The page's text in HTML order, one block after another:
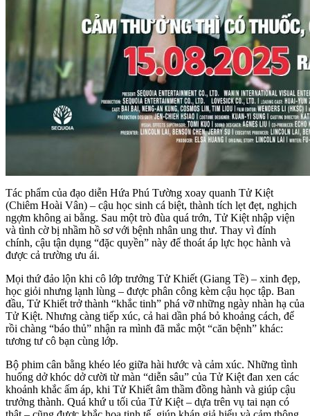
Tác phẩm của đạo diễn Hứa Phú Tường xoay quanh Tử Kiệt
(Chiêm Hoài Vân) – cậu học sinh cá biệt, thành tích lẹt đẹt, nghịch
ngợm không ai bằng. Sau một trò đùa quá trớn, Tử Kiệt nhập viện
và tình cờ bị nhầm hồ sơ với bệnh nhân ung thư. Thay vì đính
chính, cậu tận dụng “đặc quyền” này để thoát áp lực học hành và
được cả trường ưu ái.
Mọi thứ đảo lộn khi cô lớp trưởng Tử Khiết (Giang Tề) – xinh đẹp,
học giỏi nhưng lạnh lùng – được phân công kèm cậu học tập. Ban
đầu, Tử Khiết trở thành “khắc tinh” phá vỡ những ngày nhàn hạ của
Tử Kiệt. Nhưng càng tiếp xúc, cả hai dần phá bỏ khoảng cách, để
rồi chàng “báo thủ” nhận ra mình đã mắc một “căn bệnh” khác:
tương tư cô bạn cùng lớp.
Bộ phim cân bằng khéo léo giữa hài hước và cảm xúc. Những tình
huống dở khóc dở cười từ màn “diễn sâu” của Tử Kiệt đan xen các
khoảnh khắc ấm áp, khi Tử Khiết âm thầm đồng hành và giúp cậu
trưởng thành. Quá khứ u tối của Tử Kiệt – dựa trên vụ tai nạn có